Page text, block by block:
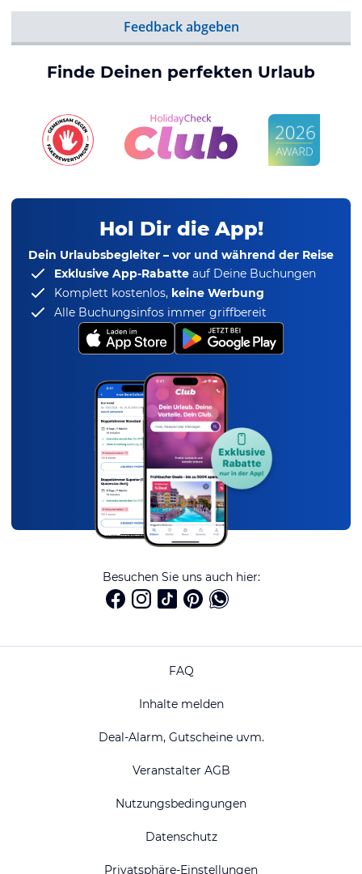
Feedback abgeben
Finde Deinen perfekten Urlaub
Hol Dir die App!
Dein Urlaubsbegleiter – vor und während der Reise
Exklusive App-Rabatte auf Deine Buchungen
Komplett kostenlos, keine Werbung
Alle Buchungsinfos immer griffbereit
Besuchen Sie uns auch hier:
FAQ
Inhalte melden
Deal-Alarm, Gutscheine uvm.
Veranstalter AGB
Nutzungsbedingungen
Datenschutz
Privatsphäre-Einstellungen